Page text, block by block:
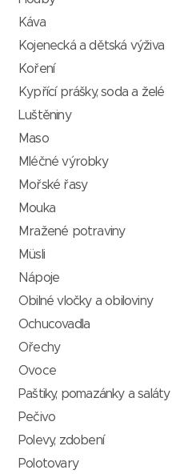
Káva
Kojenecká a dětská výživa
Koření
Kypřící prášky, soda a želé
Luštěniny
Maso
Mléčné výrobky
Mořské řasy
Mouka
Mražené potraviny
Müsli
Nápoje
Obilné vločky a obiloviny
Ochucovadla
Ořechy
Ovoce
Paštiky, pomazánky a saláty
Pečivo
Polevy, zdobení
Polotovary